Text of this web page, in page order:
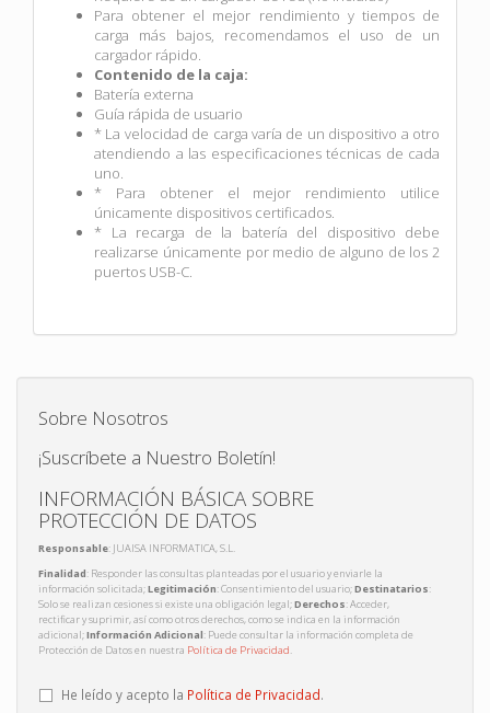
Para obtener el mejor rendimiento y tiempos de
carga más bajos, recomendamos el uso de un
cargador rápido.
Contenido de la caja:
Batería externa
Guía rápida de usuario
* La velocidad de carga varía de un dispositivo a otro
atendiendo a las especificaciones técnicas de cada
uno.
* Para obtener el mejor rendimiento utilice
únicamente dispositivos certificados.
* La recarga de la batería del dispositivo debe
realizarse únicamente por medio de alguno de los 2
puertos USB-C.
Sobre Nosotros
¡Suscríbete a Nuestro Boletín!
INFORMACIÓN BÁSICA SOBRE
PROTECCIÓN DE DATOS
Responsable: JUAISA INFORMATICA, S.L.
Finalidad: Responder las consultas planteadas por el usuario y enviarle la
información solicitada;Legitimación: Consentimiento del usuario;Destinatarios:
Solo se realizan cesiones si existe una obligación legal;Derechos: Acceder,
rectificar y suprimir, así como otros derechos, como se indica en la información
adicional;Información Adicional: Puede consultar la información completa de
Protección de Datos en nuestra Política de Privacidad.
He leído y acepto la Política de Privacidad.